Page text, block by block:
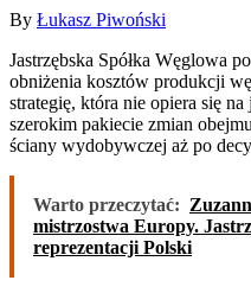
By Łukasz Piwoński
Jastrzębska Spółka Węglowa podejmuje działania zmierzające do
obniżenia kosztów produkcji
strategię, która nie opiera się
szerokim pakiecie zmian
ściany wydobywczej aż po
Warto przeczytać:
mistrzostwa Europy.
reprezentacji Polski